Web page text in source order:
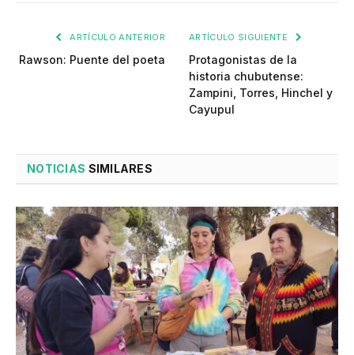
ARTÍCULO ANTERIOR
Rawson: Puente del poeta
ARTÍCULO SIGUIENTE
Protagonistas de la
historia chubutense:
Zampini, Torres, Hinchel y
Cayupul
NOTICIAS SIMILARES